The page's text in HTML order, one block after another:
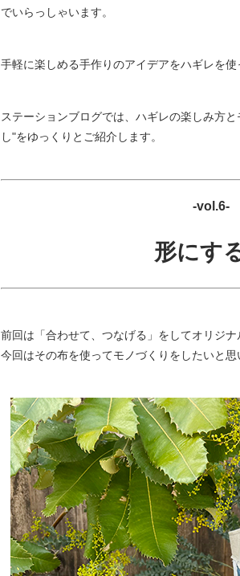
でいらっしゃいます。
手軽に楽しめる手作りのアイデアをハギレを使
ステーションブログでは、ハギレの楽しみ方
し"をゆっくりとご紹介します。
-vol.6-
形にす
前回は「合わせて、つなげる」をしてオリジナ
今回はその布を使ってモノづくりをしたいと思